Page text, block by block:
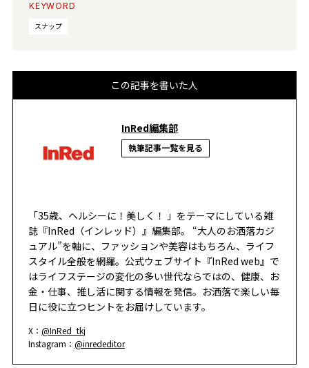
KEYWORD
スナップ
この記事を書いた人
InRed編集部
執筆記事一覧を見る
「35歳、ヘルシーに！美しく！ 」をテーマにしている雑
誌『InRed（インレッド）』編集部。 “大人のお洒落カジ
ュアル”を軸に、ファッションや美容はもちろん、ライフ
スタイル全般を網羅。公式ウェブサイト『InRed web』で
はライフステージの変化の多い世代ならではの、健康、お
金・仕事、推し活に関する情報を発信。お洒落で楽しい毎
日に役に立つヒントをお届けしています。
X：@InRed_tkj
Instagram：@inrededitor